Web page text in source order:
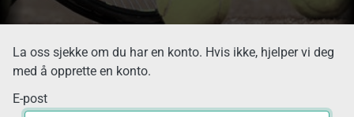
La oss sjekke om du har en konto. Hvis ikke, hjelper vi deg
med å opprette en konto.
E-post